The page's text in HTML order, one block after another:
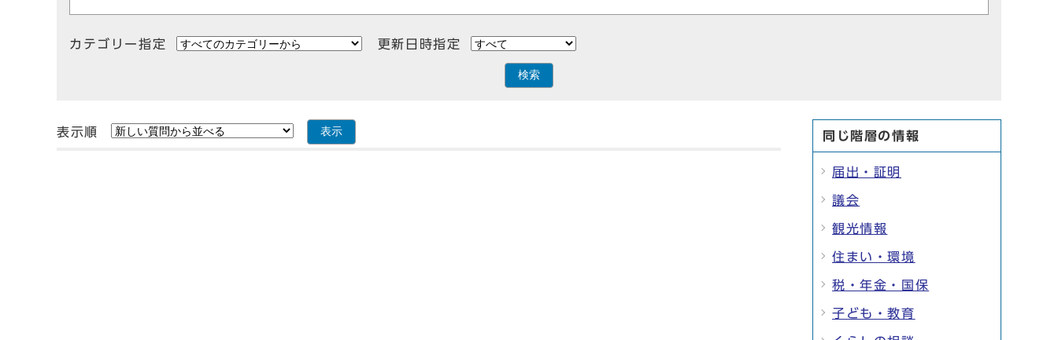
カテゴリー指定 更新日時指定
検索
表示順 表示 同じ階層の情報
届出・証明
議会
観光情報
住まい・環境
税・年金・国保
子ども・教育